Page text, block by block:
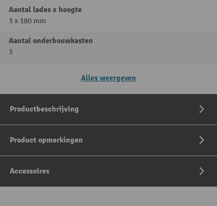
Aantal lades x hoogte
3 x 180 mm
Aantal onderbouwkasten
3
Alles weergeven
Productbeschrijving
Product opmerkingen
Accessoires